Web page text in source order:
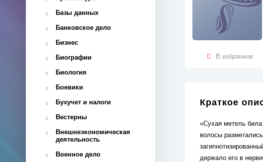
Базы данных
Банковское дело
Бизнес
Биографии
Биология
Боевики
Бухучет и налоги
Вестерны
Внешнеэкономическая
деятельность
Военное дело
В избранное
Краткое
«Сухая метель
волосы
держало его в